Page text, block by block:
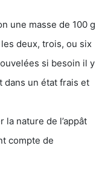
une masse de 100 g
deux, trois, ou six
si besoin il y
dans un état frais et
nature de l’appât
compte de